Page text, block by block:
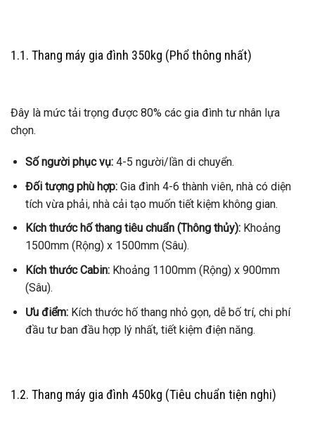
1.1. Thang máy gia đình 350kg (Phổ thông nhất)
Đây là mức tải trọng được 80% các gia đình tư nhân lựa
chọn.
Số người phục vụ:4-5 người/lần di chuyển.
Đối tượng phù hợp:Gia đình 4-6 thành viên, nhà có diện
tích vừa phải, nhà cải tạo muốn tiết kiệm không gian.
Kích thước hố thang tiêu chuẩn (Thông thủy):Khoảng
1500mm (Rộng) x 1500mm (Sâu).
Kích thước Cabin:Khoảng 1100mm (Rộng) x 900mm
(Sâu).
Ưu điểm:Kích thước hố thang nhỏ gọn, dễ bố trí, chi phí
đầu tư ban đầu hợp lý nhất, tiết kiệm điện năng.
1.2. Thang máy gia đình 450kg (Tiêu chuẩn tiện nghi)